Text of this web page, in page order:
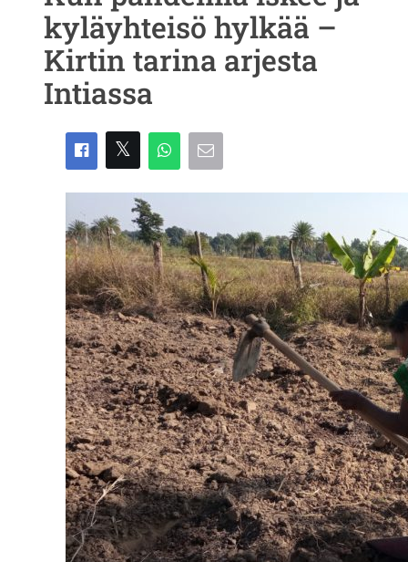
kyläyhteisö hylkää –
Kirtin tarina arjesta
Intiassa